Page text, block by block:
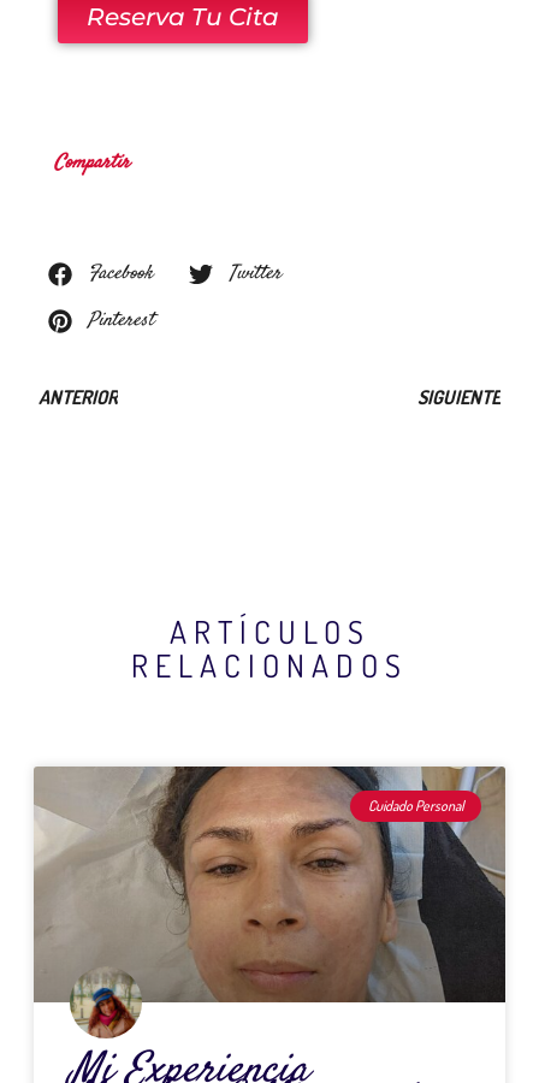
Reserva Tu Cita
Compartir
Facebook
Twitter
Pinterest
ANTERIOR SIGUIENTE
ARTÍCULOS
RELACIONADOS
Cuidado Personal
Mi Experiencia
Página
Página
Página
Página